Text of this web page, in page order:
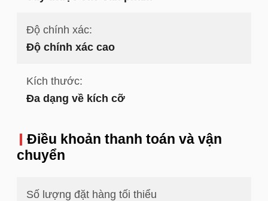
Độ chính xác:
Độ chính xác cao
Kích thước:
Đa dạng về kích cỡ
Điều khoản thanh toán và vận
chuyển
Số lượng đặt hàng tối thiểu